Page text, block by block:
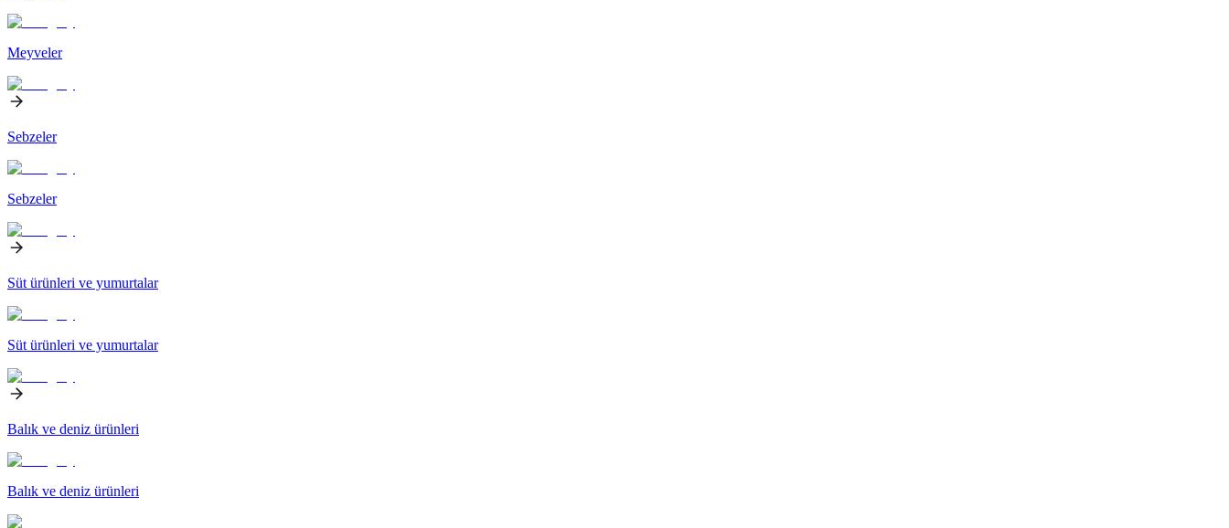
Meyveler
Sebzeler
Sebzeler
Süt ürünleri ve yumurtalar
Süt ürünleri ve yumurtalar
Balık ve deniz ürünleri
Balık ve deniz ürünleri